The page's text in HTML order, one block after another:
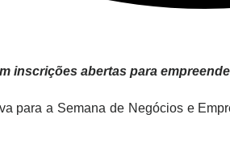
inscrições abertas para
para a Semana de Negócios e